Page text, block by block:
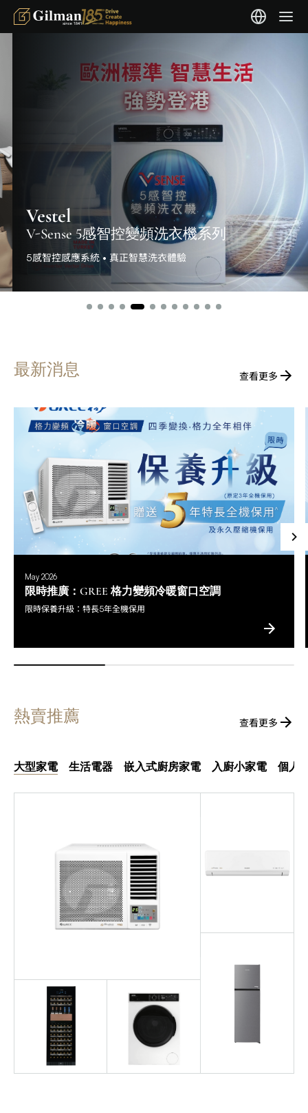
Vestel
V-Sense 5感智控變頻洗衣機系列
5感智控感應系統 • 真正智慧洗衣體驗
最新消息 查看更多
May 2026
限時推廣：GREE 格力變頻冷暖窗口空調
限時保養升級：特長5年全機保用
熱賣推薦 查看更多
大型家電 生活電器 嵌入式廚房家電 入廚小家電 個人